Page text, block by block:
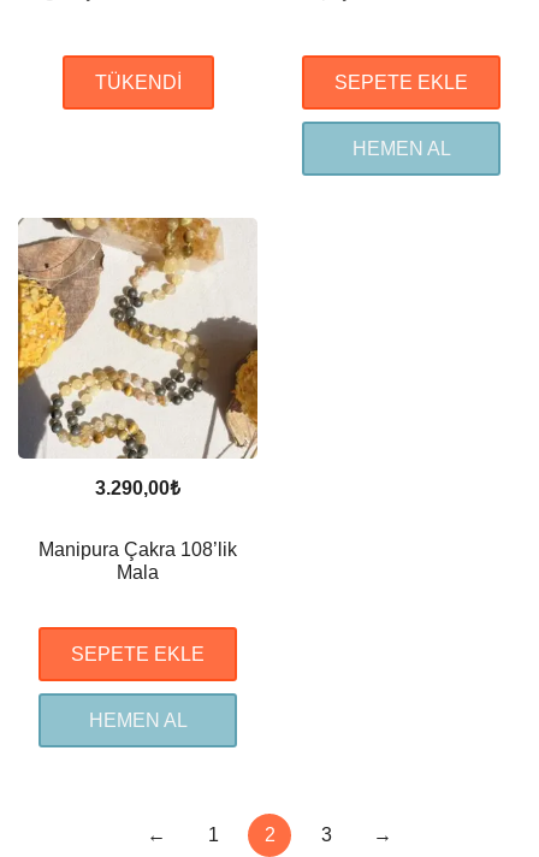
TÜKENDI SEPETE EKLE
HEMEN AL
3.290,00₺
Manipura Çakra 108’lik
Mala
SEPETE EKLE
HEMEN AL
← 1 2 3 →